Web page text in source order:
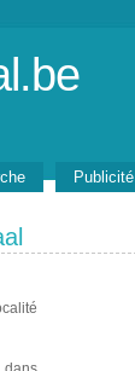
Publicité